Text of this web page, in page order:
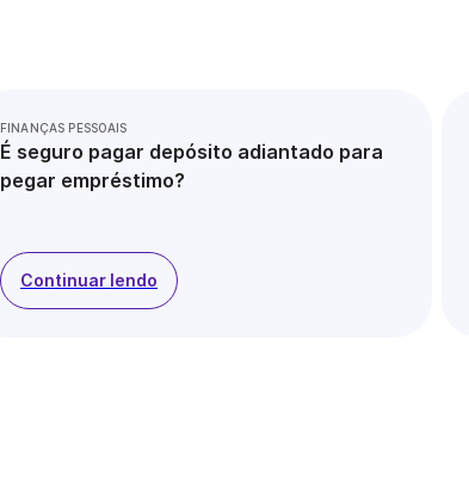
FINANÇAS PESSOAIS
É seguro pagar depósito adiantado para
pegar empréstimo?
Continuar lendo